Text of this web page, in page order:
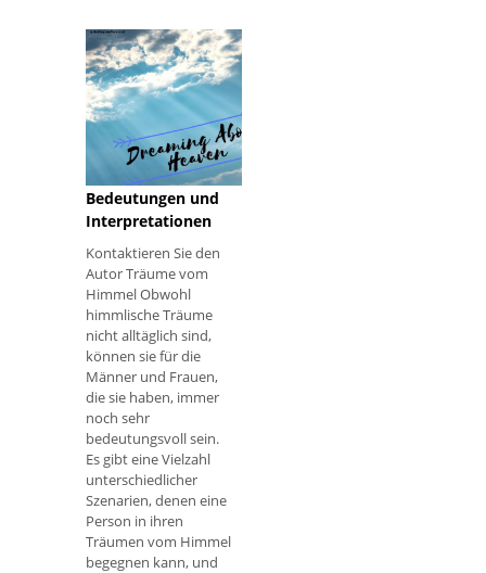
mögliche
Interpretationen
haben - Weisheit,
Geschlecht,
Transformation und
Angst -, sind sie
perfekte Beispiele
dafür, wie Symbole,
die in einem Traum
gefunden werden, eine
große Vielfalt von
Bedeutungen und
Interpretationen
haben können. Alle Int
Träume vom
Himmel:
Bedeutungen und
Interpretationen
Kontaktieren Sie den
Autor Träume vom
Himmel Obwohl
himmlische Träume
nicht alltäglich sind,
können sie für die
Männer und Frauen,
die sie haben, immer
noch sehr
bedeutungsvoll sein.
Es gibt eine Vielzahl
unterschiedlicher
Szenarien, denen eine
Person in ihren
Träumen vom Himmel
begegnen kann, und